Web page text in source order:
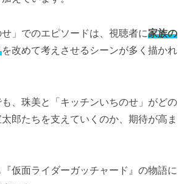
せ」でのエピソードは、視聴者に家族の
を改めて考えさせるシーンが多く描かれ
、珠美と「キッチンいちのせ」がどの
郎たちを支えていくのか、期待が高ま
仮面ライダーガッチャード』の物語に